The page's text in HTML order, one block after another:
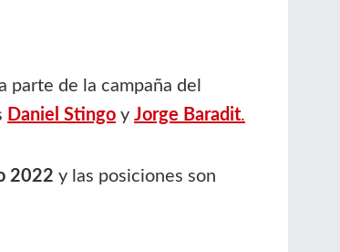
de la campaña del
Daniel Stingo y Jorge Baradit.
2022 y las posiciones son